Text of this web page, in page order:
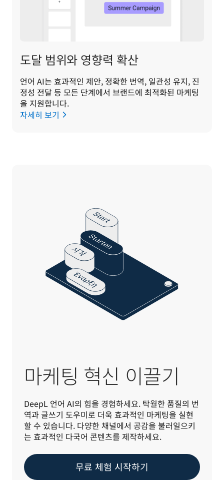
도달 범위와 영향력 확산
언어 AI는 효과적인 제안, 정확한 번역, 일관성 유지, 진
정성 전달 등 모든 단계에서 브랜드에 최적화된 마케팅
을 지원합니다.
자세히 보기
마케팅 혁신 이끌기
DeepL 언어 AI의 힘을 경험하세요. 탁월한 품질의 번
역과 글쓰기 도우미로 더욱 효과적인 마케팅을 실현
할 수 있습니다. 다양한 채널에서 공감을 불러일으키
는 효과적인 다국어 콘텐츠를 제작하세요.
무료 체험 시작하기